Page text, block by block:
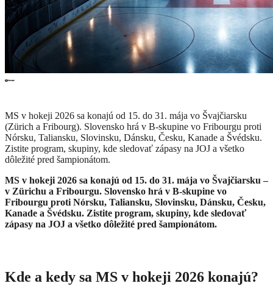
MS v hokeji 2026 sa konajú od 15. do 31. mája vo Švajčiarsku
(Zürich a Fribourg). Slovensko hrá v B-skupine vo Fribourgu proti
Nórsku, Taliansku, Slovinsku, Dánsku, Česku, Kanade a Švédsku.
Zistite program, skupiny, kde sledovať zápasy na JOJ a všetko
dôležité pred šampionátom.
MS v hokeji 2026 sa konajú od 15. do 31. mája vo Švajčiarsku –
v Zürichu a Fribourgu. Slovensko hrá v B-skupine vo
Fribourgu proti Nórsku, Taliansku, Slovinsku, Dánsku, Česku,
Kanade a Švédsku. Zistite program, skupiny, kde sledovať
zápasy na JOJ a všetko dôležité pred šampionátom.
Kde a kedy sa MS v hokeji 2026 konajú?